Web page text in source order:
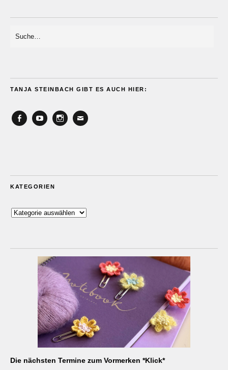
TANJA STEINBACH GIBT ES AUCH HIER:
KATEGORIEN
Kategorien
Die nächsten Termine zum Vormerken *Klick*